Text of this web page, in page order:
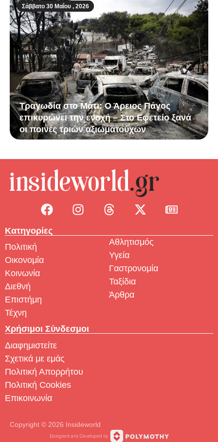
Σάββατο 30 Μαΐου , 2026
Τραγωδία στο Μάτι: Ο Άρειος Πάγος
επικυρώνει την ενοχή – Στο Εφετείο ξανά
οι ποινές τριών αξιωματούχων
Κατηγορίες
Πολιτική
Οικονομία
Κοινωνία
Διεθνή
Επιστήμη
Τέχνη
Αθλητισμός
Υγεία
Γαστρονομία
Ταξίδια
Άρθρα
Χρήσιμοι Σύνδεσμοι
Διαφημιστείτε
Σχετικά με εμάς
Πολιτική Απορρήτου
Πολιτική Cookies
Επικοινωνία
Copyright © 2026 Insideworld